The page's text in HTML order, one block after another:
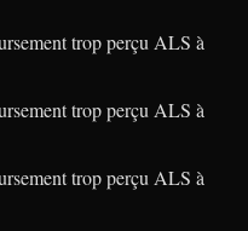
trop perçu ALS à
trop perçu ALS à
trop perçu ALS à